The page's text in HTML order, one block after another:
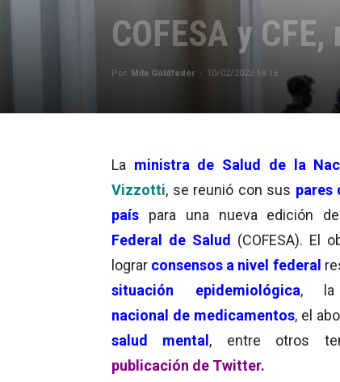
COFESA y
Por Mila Goldfeder - 10/02/2022 18:15
La ministra de Salud de la
Vizzotti, se reunió con sus pares
país para una nueva edición
Federal de Salud (COFESA). El
lograr consensos a nivel federal
situación epidemiológica,
nacional de medicamentos, el
salud mental, entre otros
publicación de Twitter.